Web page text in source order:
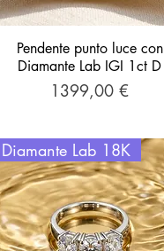
Vista rapida
Pendente punto luce con
Diamante Lab IGI 1ct D
Prezzo
1399,00 €
Diamante Lab 18K